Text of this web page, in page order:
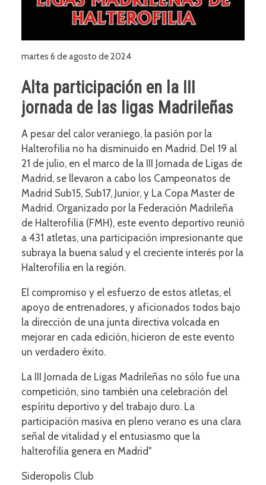
martes 6 de agosto de 2024
Alta participación en la III
jornada de las ligas Madrileñas
A pesar del calor veraniego, la pasión por la
Halterofilia no ha disminuido en Madrid. Del 19 al
21 de julio, en el marco de la III Jornada de Ligas de
Madrid, se llevaron a cabo los Campeonatos de
Madrid Sub15, Sub17, Junior, y La Copa Master de
Madrid. Organizado por la Federación Madrileña
de Halterofilia (FMH), este evento deportivo reunió
a 431 atletas, una participación impresionante que
subraya la buena salud y el creciente interés por la
Halterofilia en la región.
El compromiso y el esfuerzo de estos atletas, el
apoyo de entrenadores, y aficionados todos bajo
la dirección de una junta directiva volcada en
mejorar en cada edición, hicieron de este evento
un verdadero éxito.
La III Jornada de Ligas Madrileñas no sólo fue una
competición, sino también una celebración del
espíritu deportivo y del trabajo duro. La
participación masiva en pleno verano es una clara
señal de vitalidad y el entusiasmo que la
halterofilia genera en Madrid"
Sideropolis Club